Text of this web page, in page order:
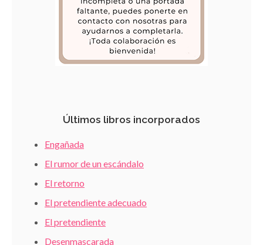
Últimos libros incorporados
Engañada
El rumor de un escándalo
El retorno
El pretendiente adecuado
El pretendiente
Desenmascarada